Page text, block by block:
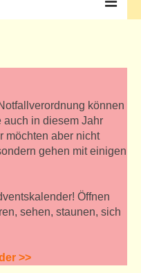
können
auch in diesem Jahr
möchten aber nicht
gehen mit einigen
Öffnen
sehen, staunen, sich
>>